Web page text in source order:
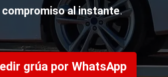
al instante.
grúa por WhatsApp